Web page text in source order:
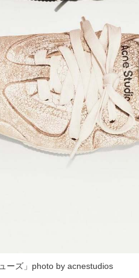
ーズ」photo by acnestudios